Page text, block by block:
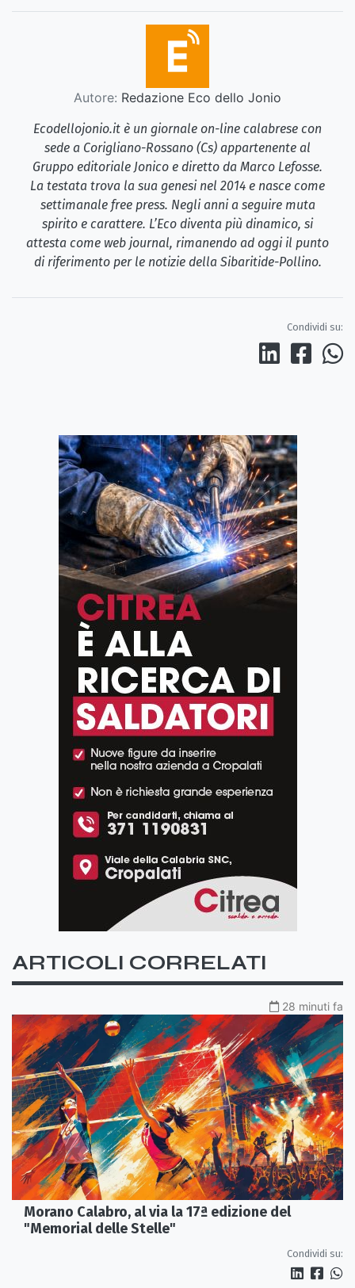
Autore: Redazione Eco dello Jonio
Ecodellojonio.it è un giornale on-line calabrese con
sede a Corigliano-Rossano (Cs) appartenente al
Gruppo editoriale Jonico e diretto da Marco Lefosse.
La testata trova la sua genesi nel 2014 e nasce come
settimanale free press. Negli anni a seguire muta
spirito e carattere. L’Eco diventa più dinamico, si
attesta come web journal, rimanendo ad oggi il punto
di riferimento per le notizie della Sibaritide-Pollino.
Condividi su:
ARTICOLI CORRELATI
28 minuti fa
Morano Calabro, al via la 17ª edizione del
"Memorial delle Stelle"
Condividi su: